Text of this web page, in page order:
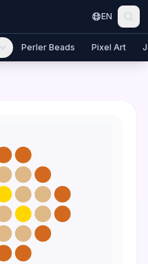
EN
Perler Beads Pixel Art